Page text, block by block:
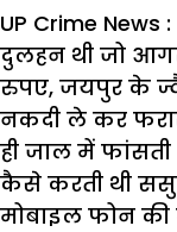
UP Crime News :
दुलहन थी जो
रुपए, जयपुर के
नकदी ले कर
ही जाल में
कैसे करती थी
मोबाइल फोन की